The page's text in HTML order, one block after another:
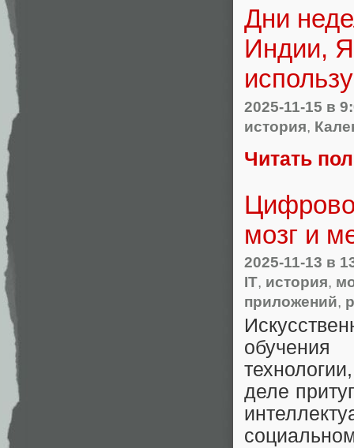
Дни
Индии,
2025-11-15 в
история,
Читать
мозг и
2025-11-13 в
IT, история,
приложений,
деле